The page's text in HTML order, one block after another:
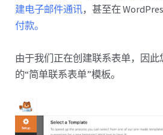
建电子邮件通讯，甚至在
付款。
由于我们正在创建联系表单，因
的“简单联系表单”模板。